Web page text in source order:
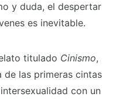
y duda, el despertar
es inevitable.
titulado Cinismo,
de las primeras cintas
con un